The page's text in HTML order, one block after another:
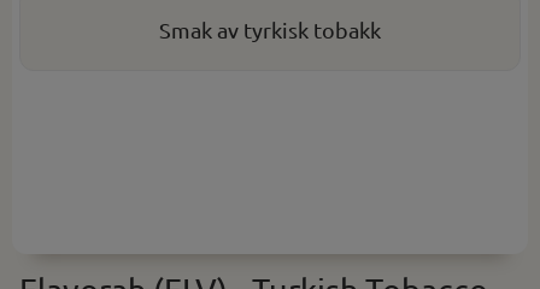
Smak av tyrkisk tobakk